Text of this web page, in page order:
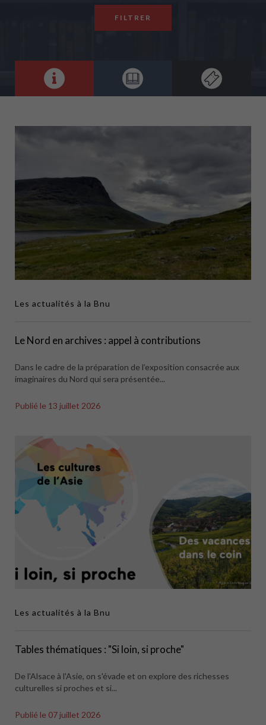
FILTRER
Les actualités à la Bnu
Le Nord en archives : appel à contributions
Dans le cadre de la préparation de l’exposition consacrée aux
imaginaires du Nord qui sera présentée...
Publié le 13 juillet 2026
Les actualités à la Bnu
Tables thématiques : "Si loin, si proche"
De l'Alsace à l'Asie, on s'évade et on explore des richesses
culturelles si proches et si...
Publié le 07 juillet 2026